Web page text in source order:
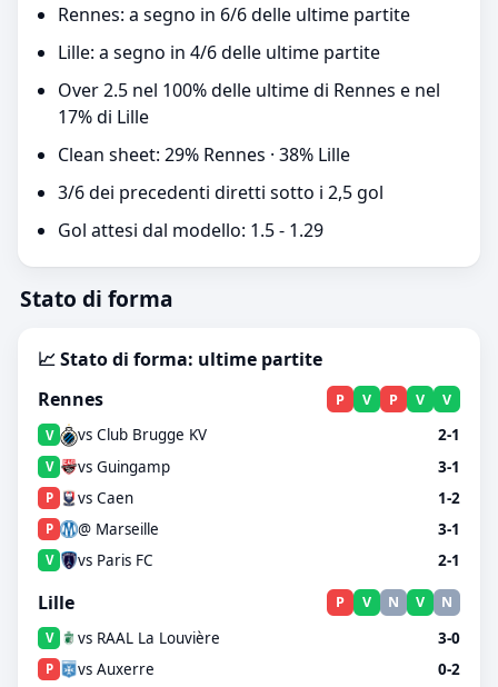
Rennes: a segno in 6/6 delle ultime partite
Lille: a segno in 4/6 delle ultime partite
Over 2.5 nel 100% delle ultime di Rennes e nel
17% di Lille
Clean sheet: 29% Rennes · 38% Lille
3/6 dei precedenti diretti sotto i 2,5 gol
Gol attesi dal modello: 1.5 - 1.29
Stato di forma
📈 Stato di forma: ultime partite
Rennes
P V P V V
V vs Club Brugge KV 2-1
V vs Guingamp 3-1
P vs Caen 1-2
P @ Marseille 3-1
V vs Paris FC 2-1
Lille P V N V N
V vs RAAL La Louvière 3-0
P vs Auxerre 0-2